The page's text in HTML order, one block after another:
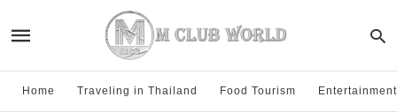
Home Traveling in Thailand Food Tourism Entertainment